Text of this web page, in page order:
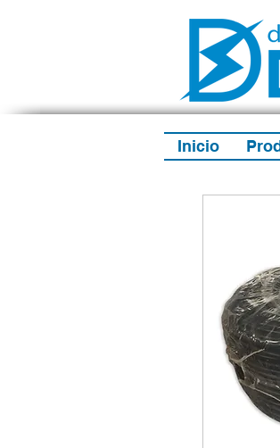
Inicio